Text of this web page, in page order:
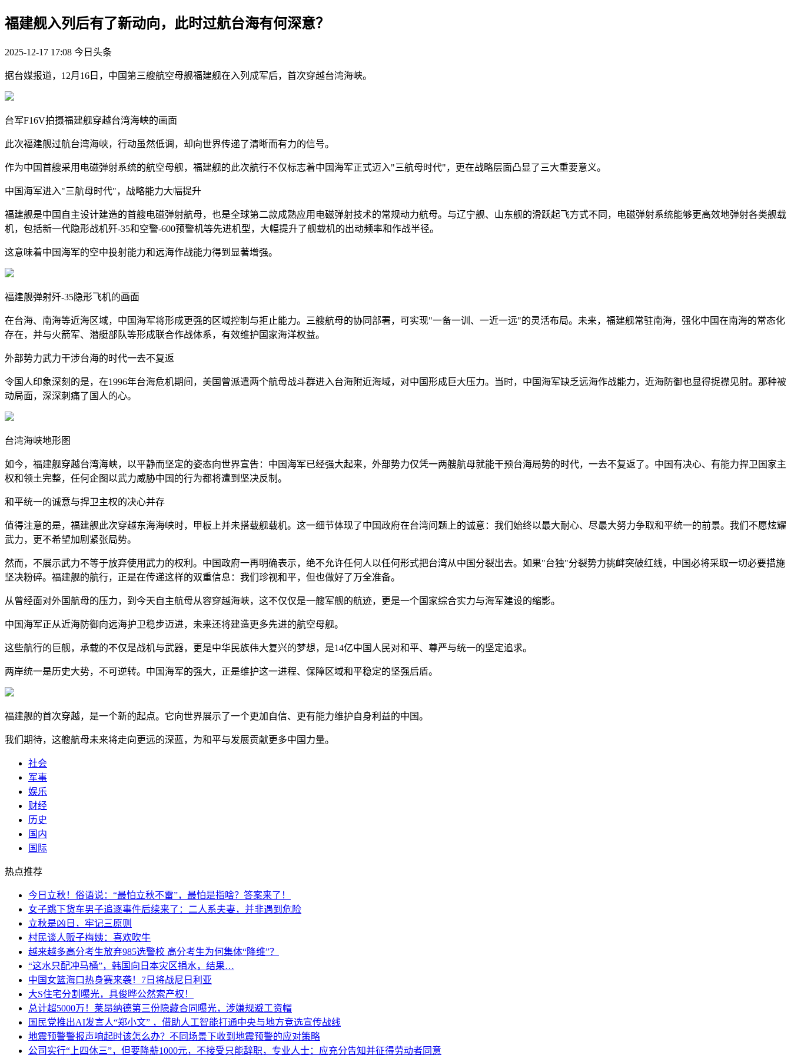
福建舰入列后有了新动向，此时过航台海有何深意？
2025-12-17 17:08 今日头条
据台媒报道，12月16日，中国第三艘航空母舰福建舰在入列成军后，首次穿越台湾海峡。
台军F16V拍摄福建舰穿越台湾海峡的画面
此次福建舰过航台湾海峡，行动虽然低调，却向世界传递了清晰而有力的信号。
作为中国首艘采用电磁弹射系统的航空母舰，福建舰的此次航行不仅标志着中国海军正式迈入"三航母时代"，更在战略层面凸显了三大重要意义。
中国海军进入"三航母时代"，战略能力大幅提升
福建舰是中国自主设计建造的首艘电磁弹射航母，也是全球第二款成熟应用电磁弹射技术的常规动力航母。与辽宁舰、山东舰的滑跃起飞方式不同，电磁弹射系统能够更高效地弹射各类舰载
机，包括新一代隐形战机歼-35和空警-600预警机等先进机型，大幅提升了舰载机的出动频率和作战半径。
这意味着中国海军的空中投射能力和远海作战能力得到显著增强。
福建舰弹射歼-35隐形飞机的画面
在台海、南海等近海区域，中国海军将形成更强的区域控制与拒止能力。三艘航母的协同部署，可实现"一备一训、一近一远"的灵活布局。未来，福建舰常驻南海，强化中国在南海的常态化
存在，并与火箭军、潜艇部队等形成联合作战体系，有效维护国家海洋权益。
外部势力武力干涉台海的时代一去不复返
令国人印象深刻的是，在1996年台海危机期间，美国曾派遣两个航母战斗群进入台海附近海域，对中国形成巨大压力。当时，中国海军缺乏远海作战能力，近海防御也显得捉襟见肘。那种被
动局面，深深刺痛了国人的心。
台湾海峡地形图
如今，福建舰穿越台湾海峡，以平静而坚定的姿态向世界宣告：中国海军已经强大起来，外部势力仅凭一两艘航母就能干预台海局势的时代，一去不复返了。中国有决心、有能力捍卫国家主
权和领土完整，任何企图以武力威胁中国的行为都将遭到坚决反制。
和平统一的诚意与捍卫主权的决心并存
值得注意的是，福建舰此次穿越东海海峡时，甲板上并未搭载舰载机。这一细节体现了中国政府在台湾问题上的诚意：我们始终以最大耐心、尽最大努力争取和平统一的前景。我们不愿炫耀
武力，更不希望加剧紧张局势。
然而，不展示武力不等于放弃使用武力的权利。中国政府一再明确表示，绝不允许任何人以任何形式把台湾从中国分裂出去。如果"台独"分裂势力挑衅突破红线，中国必将采取一切必要措施
坚决粉碎。福建舰的航行，正是在传递这样的双重信息：我们珍视和平，但也做好了万全准备。
从曾经面对外国航母的压力，到今天自主航母从容穿越海峡，这不仅仅是一艘军舰的航迹，更是一个国家综合实力与海军建设的缩影。
中国海军正从近海防御向远海护卫稳步迈进，未来还将建造更多先进的航空母舰。
这些航行的巨舰，承载的不仅是战机与武器，更是中华民族伟大复兴的梦想，是14亿中国人民对和平、尊严与统一的坚定追求。
两岸统一是历史大势，不可逆转。中国海军的强大，正是维护这一进程、保障区域和平稳定的坚强后盾。
福建舰的首次穿越，是一个新的起点。它向世界展示了一个更加自信、更有能力维护自身利益的中国。
我们期待，这艘航母未来将走向更远的深蓝，为和平与发展贡献更多中国力量。
社会
军事
娱乐
财经
历史
国内
国际
热点推荐
今日立秋！俗语说：“最怕立秋不雷”，最怕是指啥？答案来了！
女子跳下货车男子追逐事件后续来了：二人系夫妻，并非遇到危险
立秋是凶日，牢记三原则
村民谈人贩子梅姨：喜欢吹牛
越来越多高分考生放弃985选警校 高分考生为何集体“降维”？
“这水只配冲马桶”，韩国向日本灾区捐水，结果…
中国女篮海口热身赛来袭！7日将战尼日利亚
大S住宅分割曝光，具俊晔公然索产权！
总计超5000万！莱昂纳德第三份隐藏合同曝光，涉嫌规避工资帽
国民党推出AI发言人“郑小文” ，借助人工智能打通中央与地方竞选宣传战线
地震预警警报声响起时该怎么办？不同场景下收到地震预警的应对策略
公司实行“上四休三”，但要降薪1000元，不接受只能辞职，专业人士：应充分告知并征得劳动者同意